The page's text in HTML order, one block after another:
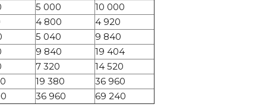
5 000
10 000
4 800
4 920
5 040
9 840
9 840
19 404
7 320
14 520
19 380
36 960
36 960 69 240